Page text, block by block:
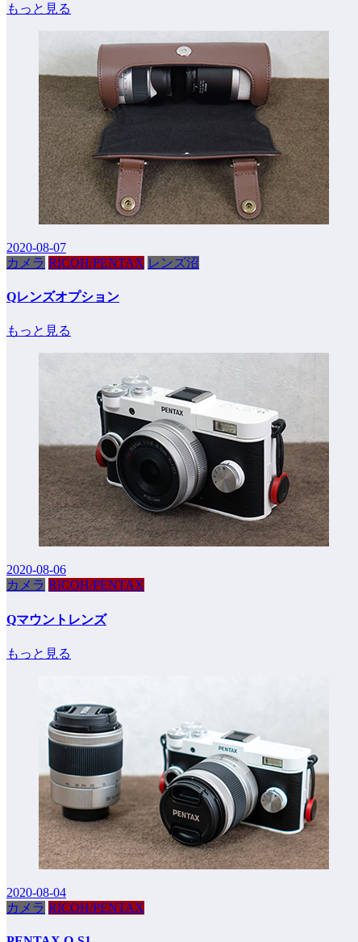
もっと見る
2020-08-07
カメラ RICOH/PENTAX レンズ沼
Qレンズオプション
もっと見る
2020-08-06
カメラ RICOH/PENTAX
Qマウントレンズ
もっと見る
2020-08-04
カメラ RICOH/PENTAX